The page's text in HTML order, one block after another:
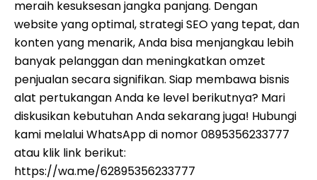
meraih kesuksesan jangka panjang. Dengan
website yang optimal, strategi SEO yang tepat, dan
konten yang menarik, Anda bisa menjangkau lebih
banyak pelanggan dan meningkatkan omzet
penjualan secara signifikan. Siap membawa bisnis
alat pertukangan Anda ke level berikutnya? Mari
diskusikan kebutuhan Anda sekarang juga! Hubungi
kami melalui WhatsApp di nomor 0895356233777
atau klik link berikut:
https://wa.me/62895356233777